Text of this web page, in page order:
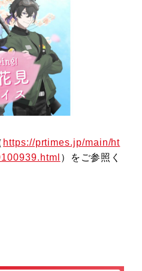
https://prtimes.jp/main/ht
）をご参照く